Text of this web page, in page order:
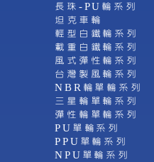
長珠-PU輪系列
坦克車輪
輕型白鐵輪系列
載重白鐵輪系列
風式彈性輪系列
台灣製風輪系列
NBR輪單輪系列
三星輪單輪系列
彈性輪單輪系列
PU單輪系列
PPU單輪系列
NPU單輪系列